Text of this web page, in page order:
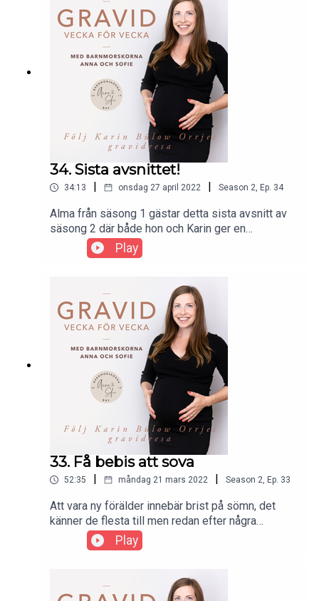
34. Sista avsnittet!
34:13 onsdag 27 april 2022 Season 2, Ep. 34
Alma från säsong 1 gästar detta sista avsnitt av
säsong 2 där både hon och Karin ger en
sammanfattning av hur livet som gravid varit.
Play
33. Få bebis att sova
52:35 måndag 21 mars 2022 Season 2, Ep. 33
Att vara ny förälder innebär brist på sömn, det
känner de flesta till men redan efter några
månader kan du lära barnet när det bör sova.
Sömnexperten Courtney gästar Karin och ger tips
Play